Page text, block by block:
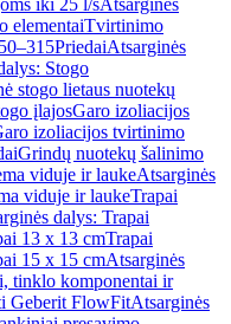
iki 25 l/sAtsarginės
elementaiTvirtinimo
PriedaiAtsarginės
Stogo
stogo lietaus nuotekų
įlajosGaro izoliacijos
izoliacijos tvirtinimo
Grindų nuotekų šalinimo
viduje ir laukeAtsarginės
viduje ir laukeTrapai
dalys: Trapai
13 x 13 cmTrapai
15 x 15 cmAtsarginės
tinklo komponentai ir
Geberit FlowFitAtsarginės